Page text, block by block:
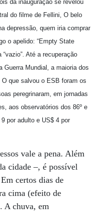
da inauguração se revelou
do filme de Fellini, O belo
depressão, quem iria comprar
o apelido: “Empty State
Até a recuperação
Guerra Mundial, a maioria dos
que salvou o ESB foram os
peregrinaram, em jornadas
aos observatórios dos 86º e
por adulto e US$ 4 por
vale a pena. Além
cidade –, é possível
certos dias de
cima (efeito de
A chuva, em